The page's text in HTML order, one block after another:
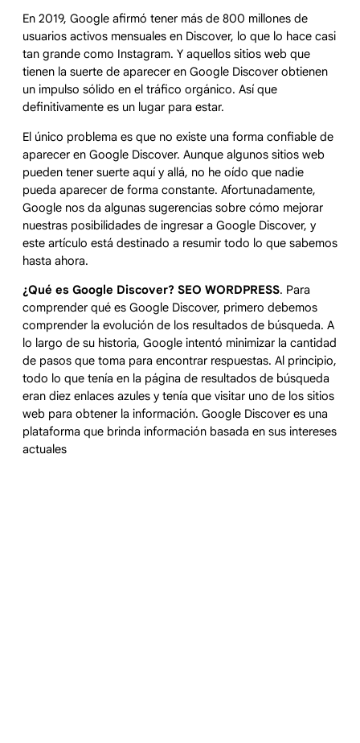
En 2019, Google afirmó tener más de 800 millones de
usuarios activos mensuales en Discover, lo que lo hace casi
tan grande como Instagram. Y aquellos sitios web que
tienen la suerte de aparecer en Google Discover obtienen
un impulso sólido en el tráfico orgánico. Así que
definitivamente es un lugar para estar.
El único problema es que no existe una forma confiable de
aparecer en Google Discover. Aunque algunos sitios web
pueden tener suerte aquí y allá, no he oído que nadie
pueda aparecer de forma constante. Afortunadamente,
Google nos da algunas sugerencias sobre cómo mejorar
nuestras posibilidades de ingresar a Google Discover, y
este artículo está destinado a resumir todo lo que sabemos
hasta ahora.
¿Qué es Google Discover? SEO WORDPRESS. Para
comprender qué es Google Discover, primero debemos
comprender la evolución de los resultados de búsqueda. A
lo largo de su historia, Google intentó minimizar la cantidad
de pasos que toma para encontrar respuestas. Al principio,
todo lo que tenía en la página de resultados de búsqueda
eran diez enlaces azules y tenía que visitar uno de los sitios
web para obtener la información. Google Discover es una
plataforma que brinda información basada en sus intereses
actuales